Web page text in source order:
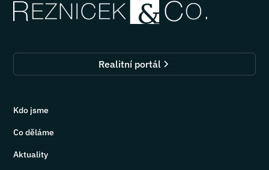
Realitní portál
Kdo jsme
Co děláme
Aktuality